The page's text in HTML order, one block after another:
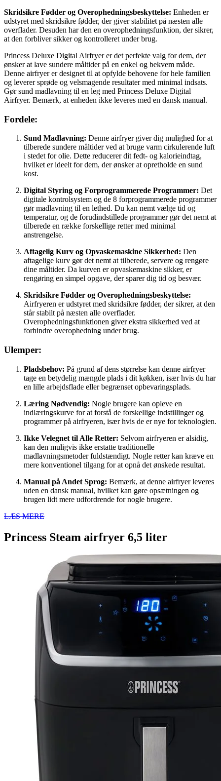
Skridsikre Fødder og Overophedningsbeskyttelse: Enheden er
udstyret med skridsikre fødder, der giver stabilitet på næsten alle
overflader. Desuden har den en overophedningsfunktion, der sikrer,
at den forbliver sikker og kontrolleret under brug.
Princess Deluxe Digital Airfryer er det perfekte valg for dem, der
ønsker at lave sundere måltider på en enkel og bekvem måde.
Denne airfryer er designet til at opfylde behovene for hele familien
og leverer sprøde og velsmagende resultater med minimal indsats.
Gør sund madlavning til en leg med Princess Deluxe Digital
Airfryer. Bemærk, at enheden ikke leveres med en dansk manual.
Fordele:
Sund Madlavning: Denne airfryer giver dig mulighed for at
tilberede sundere måltider ved at bruge varm cirkulerende luft
i stedet for olie. Dette reducerer dit fedt- og kalorieindtag,
hvilket er ideelt for dem, der ønsker at opretholde en sund
kost.
Digital Styring og Forprogrammerede Programmer: Det
digitale kontrolsystem og de 8 forprogrammerede programmer
gør madlavning til en lethed. Du kan nemt vælge tid og
temperatur, og de forudindstillede programmer gør det nemt at
tilberede en række forskellige retter med minimal
anstrengelse.
Aftagelig Kurv og Opvaskemaskine Sikkerhed: Den
aftagelige kurv gør det nemt at tilberede, servere og rengøre
dine måltider. Da kurven er opvaskemaskine sikker, er
rengøring en simpel opgave, der sparer dig tid og besvær.
Skridsikre Fødder og Overophedningsbeskyttelse:
Airfryeren er udstyret med skridsikre fødder, der sikrer, at den
står stabilt på næsten alle overflader.
Overophedningsfunktionen giver ekstra sikkerhed ved at
forhindre overophedning under brug.
Ulemper:
Pladsbehov: På grund af dens størrelse kan denne airfryer
tage en betydelig mængde plads i dit køkken, især hvis du har
en lille arbejdsflade eller begrænset opbevaringsplads.
Læring Nødvendig: Nogle brugere kan opleve en
indlæringskurve for at forstå de forskellige indstillinger og
programmer på airfryeren, især hvis de er nye for teknologien.
Ikke Velegnet til Alle Retter: Selvom airfryeren er alsidig,
kan den muligvis ikke erstatte traditionelle
madlavningsmetoder fuldstændigt. Nogle retter kan kræve en
mere konventionel tilgang for at opnå det ønskede resultat.
Manual på Andet Sprog: Bemærk, at denne airfryer leveres
uden en dansk manual, hvilket kan gøre opsætningen og
brugen lidt mere udfordrende for nogle brugere.
LÆS MERE
Princess Steam airfryer 6,5 liter